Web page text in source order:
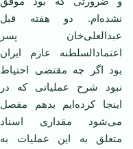
نشده‌ام. دو هفته قبل
عبدالعلی‌خان پسر
اعتمادالسلطنه عازم ایران
بود اگر چه مقتضی احتیاط
نبود شرح عملیاتی که در
اینجا کرده‌ایم بدهم مفصل
می‌شود مقداری اسناد
متعلق به این عملیات به